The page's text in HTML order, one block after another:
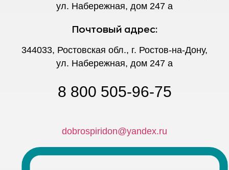
ул. Набережная, дом 247 а
Почтовый адрес:
344033, Ростовская обл., г. Ростов-на-Дону,
ул. Набережная, дом 247 а
8 800 505-96-75
dobrospiridon@yandex.ru